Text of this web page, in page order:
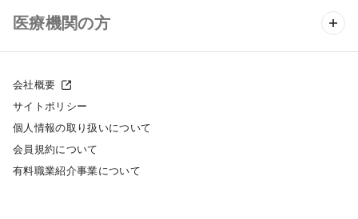
クリニックの開業スタイル
クリニック開業までの流れ
開業支援事例
医師求人 TOP
常勤求人検索
非常勤求人検索
スポット求人検索
医療機関の方
採用をお考えの医療機関の方
会社概要
サイトポリシー
個人情報の取り扱いについて
会員規約について
有料職業紹介事業について